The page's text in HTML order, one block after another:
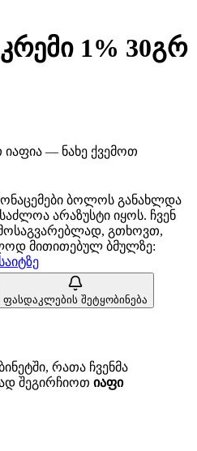
1% 30გრ
იაფია — ნახე ქვემოთ
ბოლოს განახლდა
არაზუსტი იყოს. ჩვენ
გთხოვთ,
მითითებულ ბმულზე:
ფასდაკლების შეტყობინება
რათა ჩვენმა
შეგირჩიოთ იაფი